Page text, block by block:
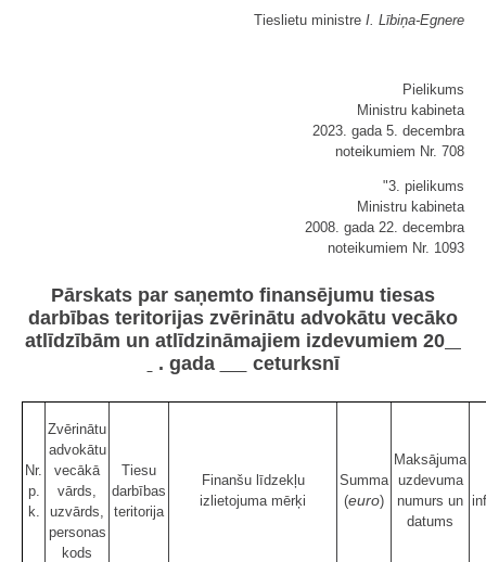
Tieslietu ministre I. Lībiņa-Egnere
Pielikums
Ministru kabineta
2023. gada 5. decembra
noteikumiem Nr. 708
"3. pielikums
Ministru kabineta
2008. gada 22. decembra
noteikumiem Nr. 1093
Pārskats par saņemto finansējumu tiesas
darbības teritorijas zvērinātu advokātu vecāko
atlīdzībām un atlīdzināmajiem izdevumiem 20
. gada
ceturksnī
Nr.
p.
k.
Zvērinātu
advokātu
vecākā
vārds,
uzvārds,
personas
kods
Tiesu
darbības
teritorija
Finanšu līdzekļu
izlietojuma mērķi
Summa
(euro)
Maksājuma
uzdevuma
numurs un
datums